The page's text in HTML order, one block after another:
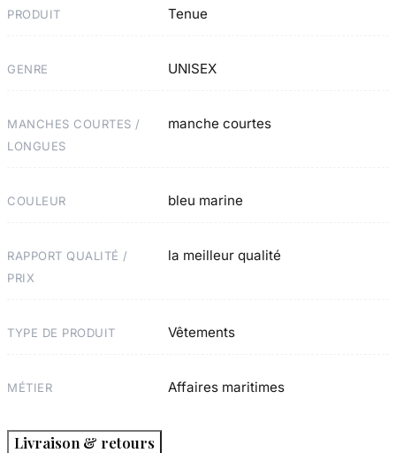
PRODUIT Tenue
GENRE UNISEX
MANCHES COURTES /
LONGUES
manche courtes
COULEUR bleu marine
RAPPORT QUALITÉ /
PRIX
la meilleur qualité
TYPE DE PRODUIT Vêtements
MÉTIER Affaires maritimes
Livraison & retours